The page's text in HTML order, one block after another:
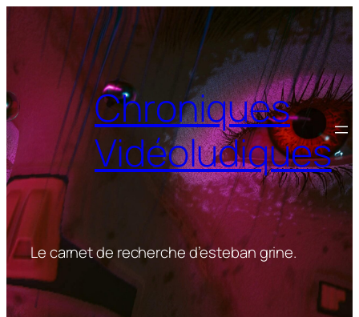
Chroniques
Vidéoludiques
Le carnet de recherche d’esteban grine.